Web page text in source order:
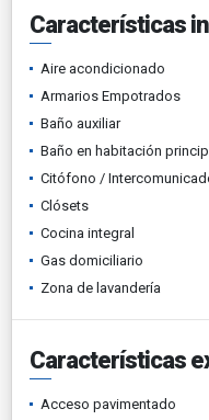
Características
Aire acondicionado
Armarios Empotrados
Baño auxiliar
Baño en habitación
Citófono /
Clósets
Cocina integral
Gas domiciliario
Zona de lavandería
Características
Acceso pavimentado